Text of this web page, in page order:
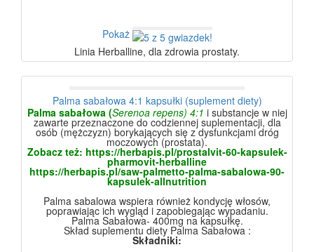
Pokaż
Linia Herballine, dla zdrowia prostaty.
Palma sabałowa 4:1 kapsułki (suplement diety)
Palma sabałowa(Serenoa repens) 4:1 i substancje w niej
zawarte przeznaczone do codziennej suplementacji, dla
osób (mężczyzn) borykających się z dysfunkcjami dróg
moczowych (prostata).
Zobacz też: https://herbapis.pl/prostalvit-60-kapsulek-
pharmovit-herballine
https://herbapis.pl/saw-palmetto-palma-sabalowa-90-
kapsulek-allnutrition
Palma sabalowa wspiera również kondycję włosów,
poprawiając ich wygląd i zapobiegając wypadaniu.
Palma Sabałowa- 400mg na kapsułkę.
Skład suplementu diety Palma Sabałowa :
Składniki: